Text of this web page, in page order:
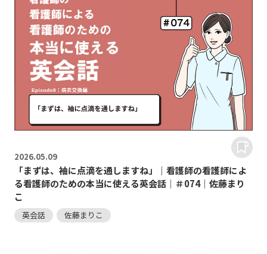
2026.05.09
「まずは、袖に点滴を通しますね」｜看護師の看護師によ
る看護師のための本当に使える英会話｜＃074｜佐藤まり
こ
英会話 佐藤まりこ